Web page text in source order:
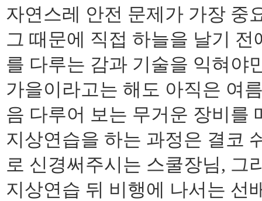
자연스레 안전 문제가 가장 중
그 때문에 직접 하늘을 날기
를 다루는 감과 기술을 익혀야
가을이라고는 해도 아직은 여
음 다루어 보는 무거운 장비를
지상연습을 하는 과정은 결코
로 신경써주시는 스쿨장님, 그
지상연습 뒤 비행에 나서는 선